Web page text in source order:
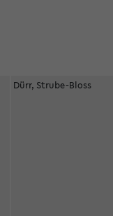
Dürr, Strube-Bloss